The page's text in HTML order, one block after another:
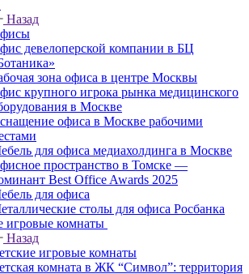
Назад
девелоперской компании в БЦ
зона офиса в центре Москвы
крупного игрока рынка медицинского
в Москве
офиса в Москве рабочими
для офиса медиахолдинга в Москве
пространство в Томске —
Best Office Awards 2025
для офиса
столы для офиса Росбанка
игровые комнаты
Назад
игровые комнаты
комната в ЖК “Символ”: территория